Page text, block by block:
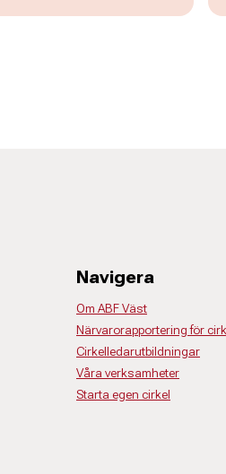
Navigera
Om ABF Väst
Närvarorapportering för
Cirkelledarutbildningar
Våra verksamheter
Starta egen cirkel